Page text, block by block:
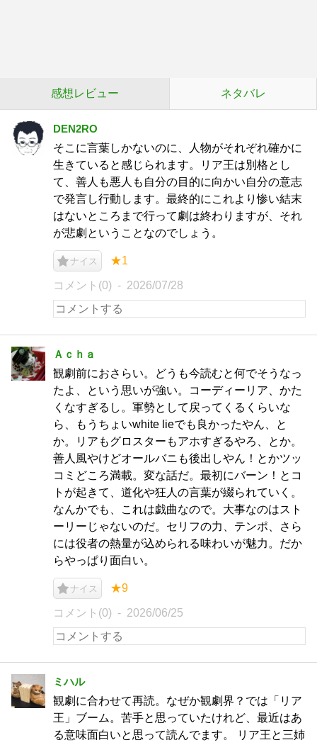
感想レビュー ネタバレ
DEN2RO
そこに言葉しかないのに、人物がそれぞれ確かに
生きていると感じられます。リア王は別格とし
て、善人も悪人も自分の目的に向かい自分の意志
で発言し行動します。最終的にこれより惨い結末
はないところまで行って劇は終わりますが、それ
が悲劇ということなのでしょう。
ナイス ★1
コメント(0) 2026/07/28
Ａｃｈａ
観劇前におさらい。どうも今読むと何でそうなっ
たよ、という思いが強い。コーディーリア、かた
くなすぎるし。軍勢として戻ってくるくらいな
ら、もうちょいwhite lieでも良かったやん、と
か。リアもグロスターもアホすぎるやろ、とか。
善人風やけどオールバニも後出しやん！とかツッ
コミどころ満載。変な話だ。最初にバーン！とコ
トが起きて、道化や狂人の言葉が綴られていく。
なんかでも、これは戯曲なので。大事なのはスト
ーリーじゃないのだ。セリフの力、テンポ、さら
には役者の熱量が込められる味わいが魅力。だか
らやっぱり面白い。
ナイス ★9
コメント(0) 2026/06/25
ミハル
観劇に合わせて再読。なぜか観劇界？では「リア
王」ブーム。苦手と思っていたけれど、最近はあ
る意味面白いと思って読んでます。 リア王と三姉